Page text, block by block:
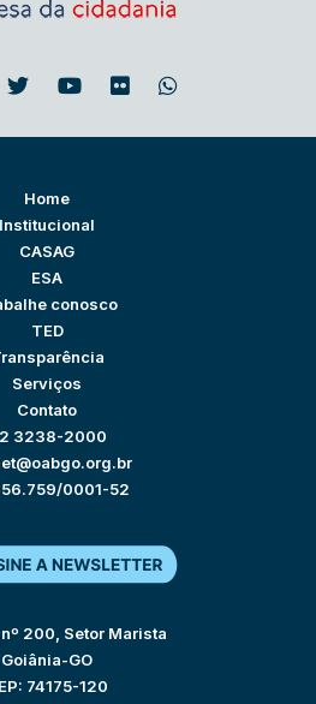
Home
Institucional
CASAG
ESA
conosco
TED
Serviços
Contato
3238-2000
0001-52
nº 200, Setor Marista
Goiânia-GO
74175-120